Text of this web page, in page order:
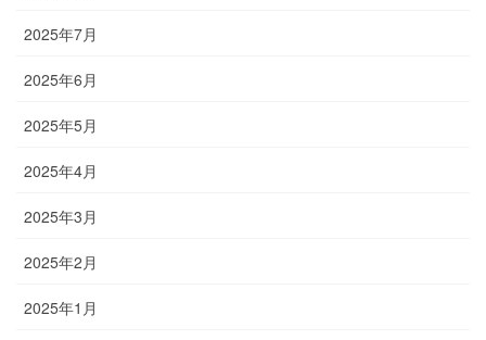
2025年7月
2025年6月
2025年5月
2025年4月
2025年3月
2025年2月
2025年1月